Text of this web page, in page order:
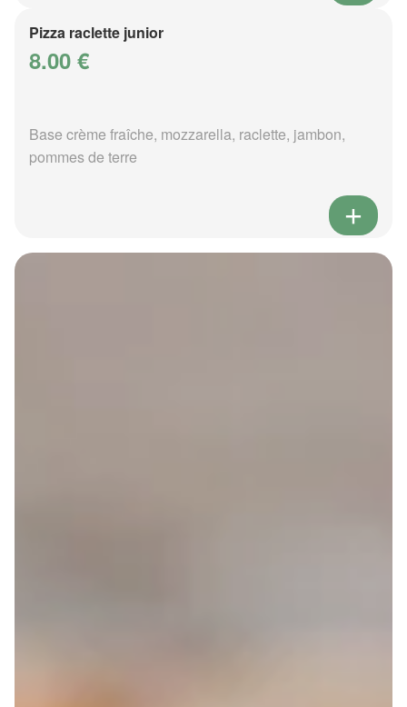
Pizza raclette junior
8.00 €
Base crème fraîche, mozzarella, raclette, jambon,
pommes de terre